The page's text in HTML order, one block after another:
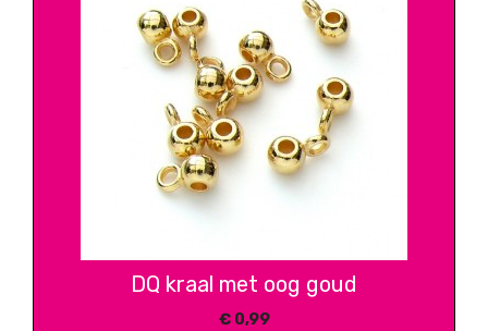
DQ kraal met oog goud
€0,99